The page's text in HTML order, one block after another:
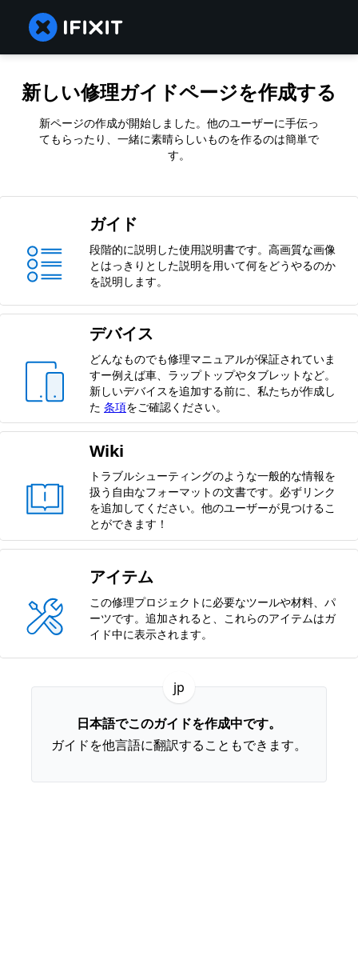
新しい修理ガイドページを作成する
新ページの作成が開始しました。他のユーザーに手伝っ
てもらったり、一緒に素晴らしいものを作るのは簡単で
す。
ガイド
段階的に説明した使用説明書です。高画質な画像
とはっきりとした説明を用いて何をどうやるのか
を説明します。
デバイス
どんなものでも修理マニュアルが保証されていま
すー例えば車、ラップトップやタブレットなど。
新しいデバイスを追加する前に、私たちが作成し
た 条項をご確認ください。
Wiki
トラブルシューティングのような一般的な情報を
扱う自由なフォーマットの文書です。必ずリンク
を追加してください。他のユーザーが見つけるこ
とができます！
アイテム
この修理プロジェクトに必要なツールや材料、パ
ーツです。追加されると、これらのアイテムはガ
イド中に表示されます。
jp
日本語でこのガイドを作成中です。
ガイドを他言語に翻訳することもできます。